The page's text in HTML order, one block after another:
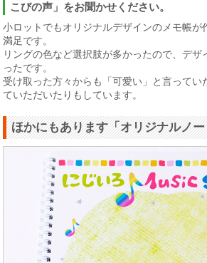
こびの声」をお聞かせください。
小ロットでもオリジナルデザインのメモ帳が
満足です。
リングの色など選択肢が多かったので、デ
ったです。
受け取った方々からも「可愛い」と言ってい
ていただいたりもしています。
ほかにもあります「オリジナルノ